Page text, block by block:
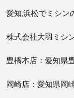
愛知,浜松でミシン
株式会社大羽ミシ
豊橋本店：愛知県
岡崎店：愛知県岡